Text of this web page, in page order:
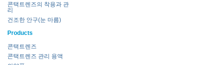
콘택트렌즈의 착용과 관
리
건조한 안구(눈 마름)
Products
콘택트렌즈
콘택트렌즈 관리 용액